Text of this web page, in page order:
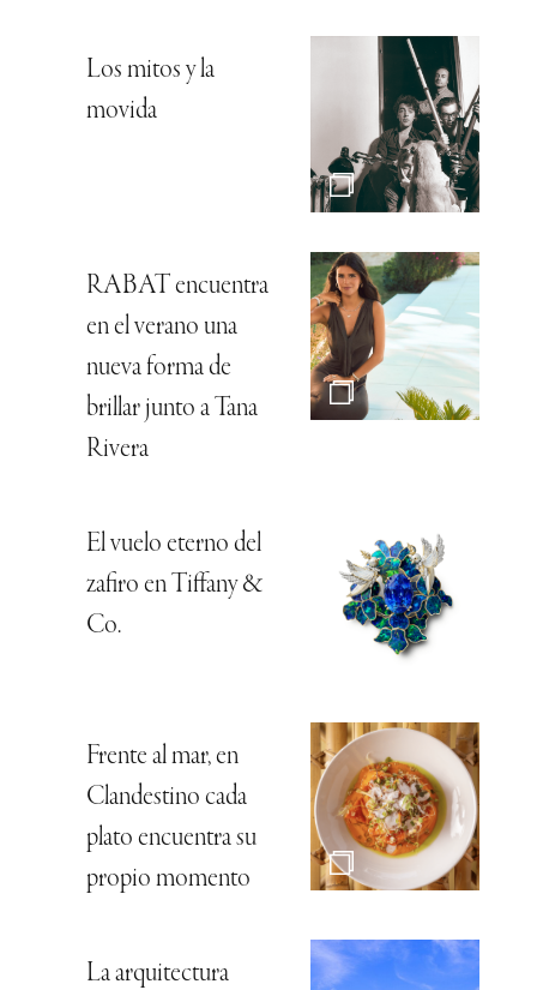
Los mitos y la
movida
RABAT encuentra
en el verano una
nueva forma de
brillar junto a Tana
Rivera
El vuelo eterno del
zafiro en Tiffany &
Co.
Frente al mar, en
Clandestino cada
plato encuentra su
propio momento
La arquitectura